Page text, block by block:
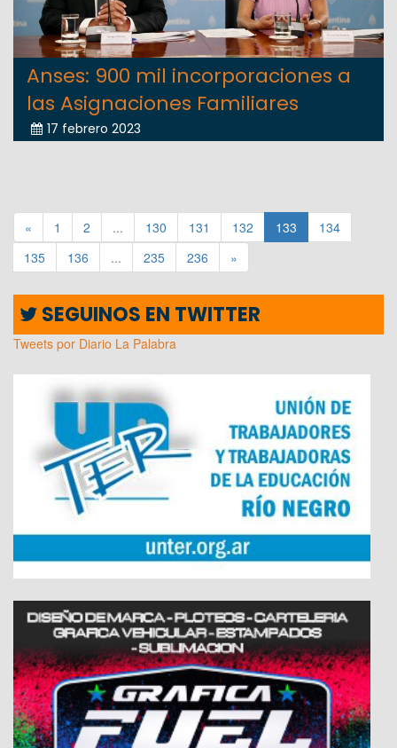
Anses: 900 mil incorporaciones a
las Asignaciones Familiares
17 febrero 2023
« 1 2 ... 130 131 132 133
134
135
136 ... 235 236 »
SEGUINOS EN TWITTER
Tweets por Diario La Palabra